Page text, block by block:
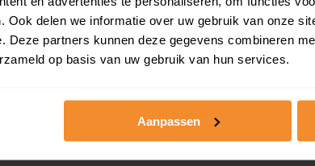
Ook delen we informatie over uw gebruik van onze
Deze partners kunnen deze gegevens combineren
op basis van uw gebruik van hun services.
Aanpassen
79 m2 267 m2
2.270 m2